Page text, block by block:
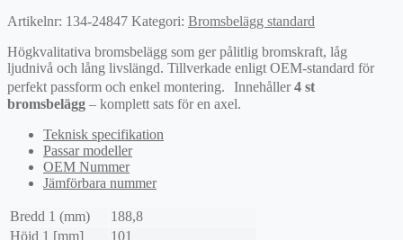
Artikelnr: 134-24847 Kategori: Bromsbelägg standard
Högkvalitativa bromsbelägg som ger pålitlig bromskraft, låg
ljudnivå och lång livslängd. Tillverkade enligt OEM-standard för
perfekt passform och enkel montering. Innehåller4 st
bromsbelägg – komplett sats för en axel.
Teknisk specifikation
Passar modeller
OEM Nummer
Jämförbara nummer
Bredd 1 (mm)
188,8
Höjd 1 [mm]
101